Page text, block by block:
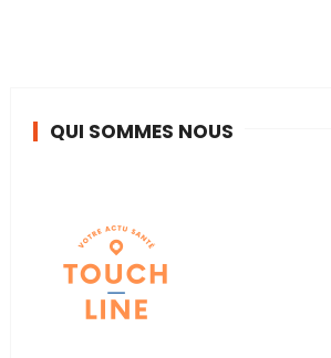
QUI SOMMES NOUS